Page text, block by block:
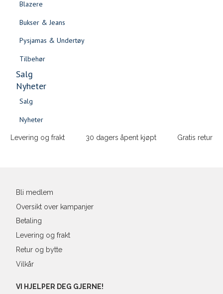
Skjorter & Bluser
Salg
Nyheter
Salg
Nyheter
Blazere
Bukser & Jeans
Pysjamas & Undertøy
Tilbehør
Salg
Nyheter
Salg
Nyheter
favoritter og
se
LOGG INN
Sidebunn
Levering og frakt 30 dagers åpent kjøpt Gratis retur
Bli medlem
Oversikt over kampanjer
Betaling
Levering og frakt
Retur og bytte
Vilkår
VI HJELPER DEG GJERNE!